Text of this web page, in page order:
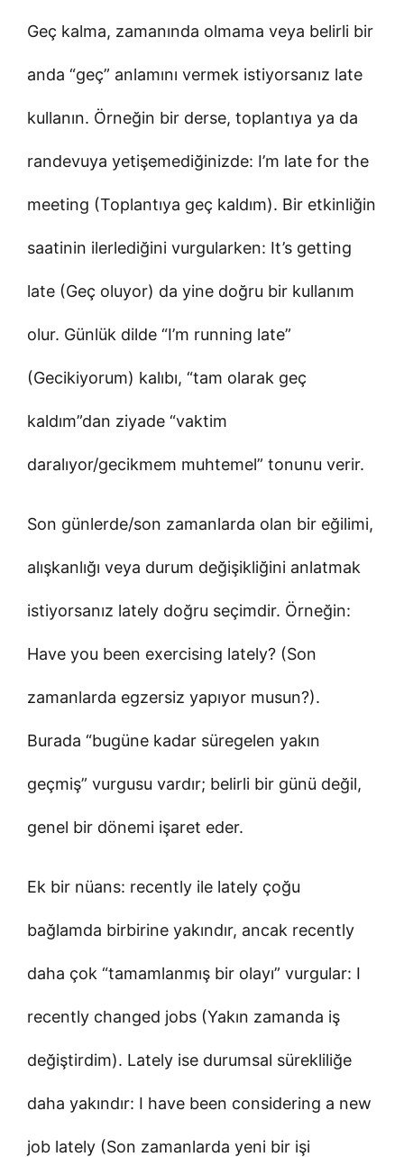
Geç kalma, zamanında olmama veya belirli bir
anda “geç” anlamını vermek istiyorsanız late
kullanın. Örneğin bir derse, toplantıya ya da
randevuya yetişemediğinizde: I’m late for the
meeting (Toplantıya geç kaldım). Bir etkinliğin
saatinin ilerlediğini vurgularken: It’s getting
late (Geç oluyor) da yine doğru bir kullanım
olur. Günlük dilde “I’m running late”
(Gecikiyorum) kalıbı, “tam olarak geç
kaldım”dan ziyade “vaktim
daralıyor/gecikmem muhtemel” tonunu verir.
Son günlerde/son zamanlarda olan bir eğilimi,
alışkanlığı veya durum değişikliğini anlatmak
istiyorsanız lately doğru seçimdir. Örneğin:
Have you been exercising lately? (Son
zamanlarda egzersiz yapıyor musun?).
Burada “bugüne kadar süregelen yakın
geçmiş” vurgusu vardır; belirli bir günü değil,
genel bir dönemi işaret eder.
Ek bir nüans: recently ile lately çoğu
bağlamda birbirine yakındır, ancak recently
daha çok “tamamlanmış bir olayı” vurgular: I
recently changed jobs (Yakın zamanda iş
değiştirdim). Lately ise durumsal sürekliliğe
daha yakındır: I have been considering a new
job lately (Son zamanlarda yeni bir işi